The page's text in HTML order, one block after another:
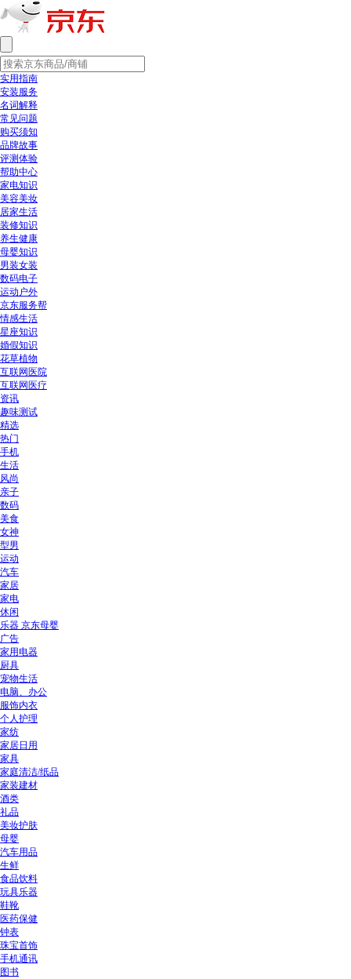
实用指南
安装服务
名词解释
常见问题
购买须知
品牌故事
评测体验
帮助中心
家电知识
美容美妆
居家生活
装修知识
养生健康
母婴知识
男装女装
数码电子
运动户外
京东服务帮
情感生活
星座知识
婚假知识
花草植物
互联网医院
互联网医疗
资讯
趣味测试
精选
热门
手机
生活
风尚
亲子
数码
美食
女神
型男
运动
汽车
家居
家电
休闲
乐器 京东母婴
广告
家用电器
厨具
宠物生活
电脑、办公
服饰内衣
个人护理
家纺
家居日用
家具
家庭清洁/纸品
家装建材
酒类
礼品
美妆护肤
母婴
汽车用品
生鲜
食品饮料
玩具乐器
鞋靴
医药保健
钟表
珠宝首饰
手机通讯
图书